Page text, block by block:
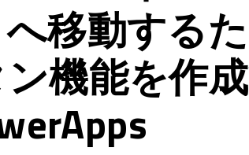
移動する
機能を作